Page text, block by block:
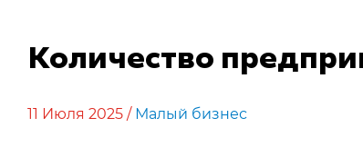
Количество
11 Июля 2025 / Малый бизнес